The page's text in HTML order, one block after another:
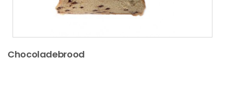
Chocoladebrood